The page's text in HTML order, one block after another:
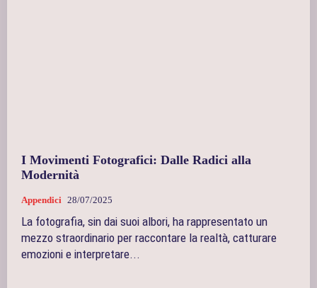
I Movimenti Fotografici: Dalle Radici alla
Modernità
Appendici 28/07/2025
La fotografia, sin dai suoi albori, ha rappresentato un
mezzo straordinario per raccontare la realtà, catturare
emozioni e interpretare...